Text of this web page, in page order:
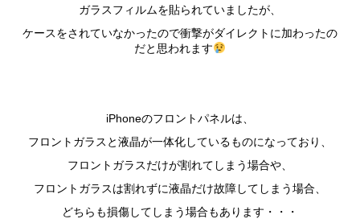
ガラスフィルムを貼られていましたが、
ケースをされていなかったので衝撃がダイレクトに加わったの
だと思われます
iPhoneのフロントパネルは、
フロントガラスと液晶が一体化しているものになっており、
フロントガラスだけが割れてしまう場合や、
フロントガラスは割れずに液晶だけ故障してしまう場合、
どちらも損傷してしまう場合もあります・・・